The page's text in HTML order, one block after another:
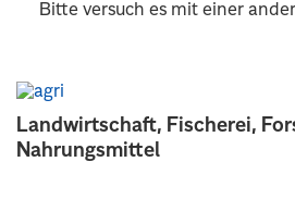
Landwirtschaft, Fischerei,
Nahrungsmittel
Bitte versuch es mit einer